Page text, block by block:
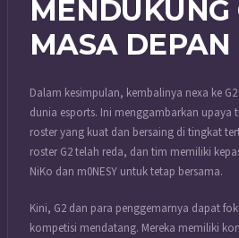
MENDUKUNG
MASA DEPAN
Dalam kesimpulan, kembalinya nexa ke
dunia esports. Ini menggambarkan upaya
roster yang kuat dan bersaing di tingkat
roster G2 telah reda, dan tim memiliki
NiKo dan m0NESY untuk tetap bersama.
Kini, G2 dan para penggemarnya dapat
kompetisi mendatang. Mereka memiliki